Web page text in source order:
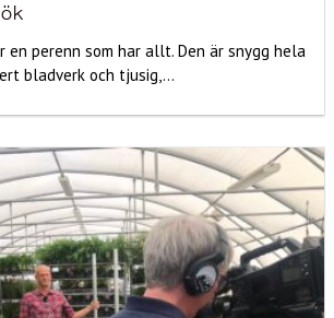
en perenn som har allt. Den är snygg hela
bladverk och tjusig,...